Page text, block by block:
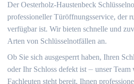
Der Oesterholz-Haustenbeck
professioneller Türöffnungsservice, der
verfügbar ist.​ Wir bieten schnelle und
Arten von Schlüsselnotfällen an.
Ob Sie sich ausgesperrt haben, Ihren
oder Ihr Schloss defekt ist ⏤ unser Team
Fachleuten steht bereit, Ihnen